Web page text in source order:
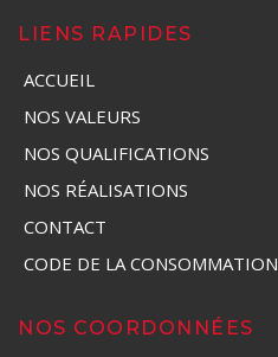
LIENS RAPIDES
ACCUEIL
NOS VALEURS
NOS QUALIFICATIONS
NOS RÉALISATIONS
CONTACT
CODE DE LA CONSOMMATION
NOS COORDONNÉES